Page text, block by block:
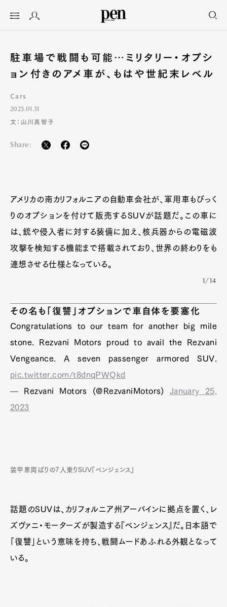
駐車場で戦闘も可能…ミリタリー・オプシ
ョン付きのアメ車が、もはや世紀末レベル
Cars
2023.01.31
文：山川真智子
Share:
アメリカの南カリフォルニアの自動車会社が、軍用車もびっく
りのオプションを付けて販売するSUVが話題だ。この車に
は、銃や侵入者に対する装備に加え、核兵器からの電磁波
攻撃を検知する機能まで搭載されており、世界の終わりをも
連想させる仕様となっている。
1/14
その名も「復讐」オプションで車自体を要塞化
Congratulations to our team for another big mile
stone. Rezvani Motors proud to avail the Rezvani
Vengeance. A seven passenger armored SUV.
pic.twitter.com/t8dnqPWQkd
— Rezvani Motors (@RezvaniMotors) January 25,
2023
装甲車両ばりの7人乗りSUV『ベンジェンス』
話題のSUVは、カリフォルニア州アーバインに拠点を置く、レ
ズヴァニ・モーターズが製造する『ベンジェンス』だ。日本語で
「復讐」という意味を持ち、戦闘ムードあふれる外観となって
いる。